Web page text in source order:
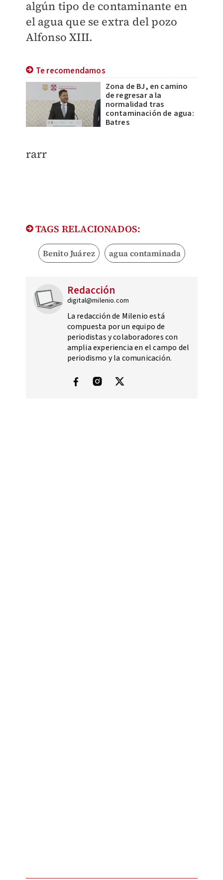
algún tipo de contaminante en
el agua que se extra del pozo
Alfonso XIII.
Te recomendamos
Zona de BJ, en camino
de regresar a la
normalidad tras
contaminación de agua:
Batres
rarr
TAGS RELACIONADOS:
Benito Juárez agua contaminada
Redacción
digital@milenio.com
La redacción de Milenio está
compuesta por un equipo de
periodistas y colaboradores con
amplia experiencia en el campo del
periodismo y la comunicación.